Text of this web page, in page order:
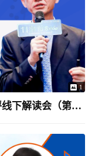
1
【邦睿沙龙】4 Do全面人才潜能测评线下解读会（第三期）